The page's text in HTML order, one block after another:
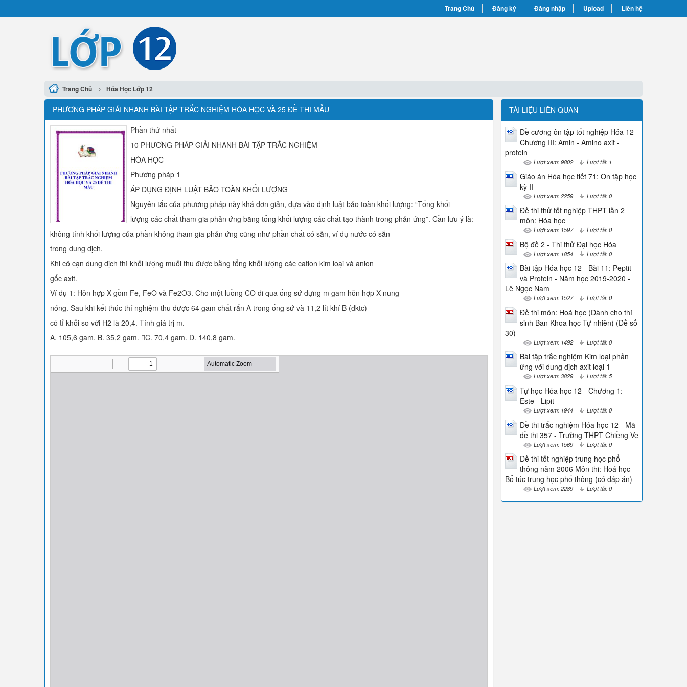
Trang Chủ Đăng ký Đăng nhập Upload Liên hệ
Trang Chủ › Hóa Học Lớp 12
PHƯƠNG PHÁP GIẢI NHANH BÀI TẬP TRẮC NGHIỆM HÓA HỌC VÀ 25 ĐỀ THI MẪU
Phần thứ nhất
10 PHƯƠNG PHÁP GIẢI NHANH BÀI TẬP TRẮC NGHIỆM
HÓA HỌC
Phương pháp 1
ÁP DỤNG ĐỊNH LUẬT BẢO TOÀN KHỐI LƯỢNG
Nguyên tắc của phương pháp này khá đơn giản, dựa vào định luật bảo toàn khối lượng: “Tổng khối
lượng các chất tham gia phản ứng bằng tổng khối lượng các chất tạo thành trong phản ứng”. Cần lưu ý là:
không tính khối lượng của phần không tham gia phản ứng cũng như phần chất có sẵn, ví dụ nước có sẵn
trong dung dịch.
Khi cô cạn dung dịch thì khối lượng muối thu được bằng tổng khối lượng các cation kim loại và anion
gốc axit.
Ví dụ 1: Hỗn hợp X gồm Fe, FeO và Fe2O3. Cho một luồng CO đi qua ống sứ đựng m gam hỗn hợp X nung
nóng. Sau khi kết thúc thí nghiệm thu được 64 gam chất rắn A trong ống sứ và 11,2 lít khí B (đktc)
có tỉ khối so với H2 là 20,4. Tính giá trị m.
A. 105,6 gam. B. 35,2 gam. C. 70,4 gam. D. 140,8 gam.
TÀI LIỆU LIÊN QUAN
Đề cương ôn tập tốt nghiệp Hóa 12 -
Chương III: Amin - Amino axit -
protein
Lượt xem: 9802 Lượt tải: 1
Giáo án Hóa học tiết 71: Ôn tập học
kỳ II
Lượt xem: 2259 Lượt tải: 0
Đề thi thử tốt nghiệp THPT lần 2
môn: Hóa học
Lượt xem: 1597 Lượt tải: 0
Bộ đề 2 - Thi thử Đại học Hóa
Lượt xem: 1854 Lượt tải: 0
Bài tập Hóa học 12 - Bài 11: Peptit
và Protein - Năm học 2019-2020 -
Lê Ngọc Nam
Lượt xem: 1527 Lượt tải: 0
Đề thi môn: Hoá học (Dành cho thí
sinh Ban Khoa học Tự nhiên) (Đề số
30)
Lượt xem: 1492 Lượt tải: 0
Bài tập trắc nghiệm Kim loại phản
ứng với dung dịch axit loại 1
Lượt xem: 3829 Lượt tải: 5
Tự học Hóa học 12 - Chương 1:
Este - Lipit
Lượt xem: 1944 Lượt tải: 0
Đề thi trắc nghiệm Hóa học 12 - Mã
đề thi 357 - Trường THPT Chiềng Ve
Lượt xem: 1569 Lượt tải: 0
Đề thi tốt nghiệp trung học phổ
thông năm 2006 Môn thi: Hoá học -
Bổ túc trung học phổ thông (có đáp án)
Lượt xem: 2289 Lượt tải: 0